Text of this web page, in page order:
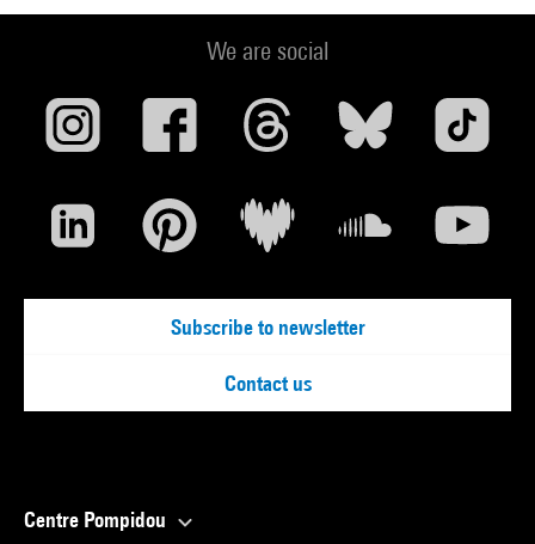
We are social
Subscribe to newsletter
Contact us
Centre Pompidou